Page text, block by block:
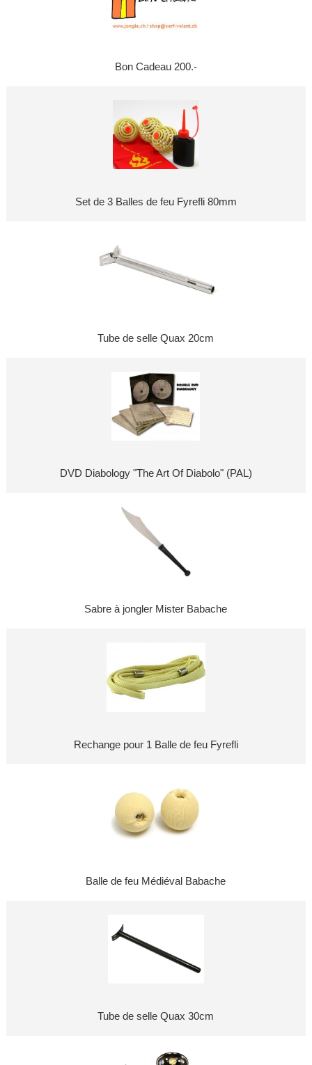
Bon Cadeau 200.-
Set de 3 Balles de feu Fyrefli 80mm
Tube de selle Quax 20cm
DVD Diabology "The Art Of Diabolo" (PAL)
Sabre à jongler Mister Babache
Rechange pour 1 Balle de feu Fyrefli
Balle de feu Médiéval Babache
Tube de selle Quax 30cm